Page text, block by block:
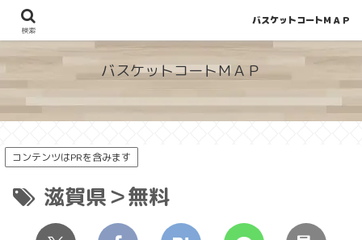
地図から探せる！穴場が見つかるバスケットコート情報
バスケットコートＭＡＰ
コンテンツはPRを含みます
滋賀県＞無料
検索
バスケットコートＭＡＰ